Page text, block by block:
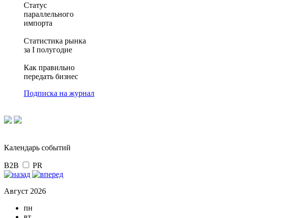
Статус
параллельного
импорта
Статистика рынка
за I полугодие
Как правильно
передать бизнес
Подписка на журнал
Календарь событий
B2B PR
Август 2026
пн